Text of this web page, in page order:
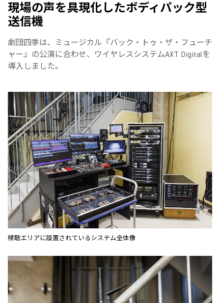
現場の声を具現化したボディパック型
送信機
劇団四季は、ミュージカル『バック・トゥ・ザ・フューチ
ャー』の公演に合わせ、ワイヤレスシステムAXT Digitalを
導入しました。
検聴エリアに設置されているシステム全体像